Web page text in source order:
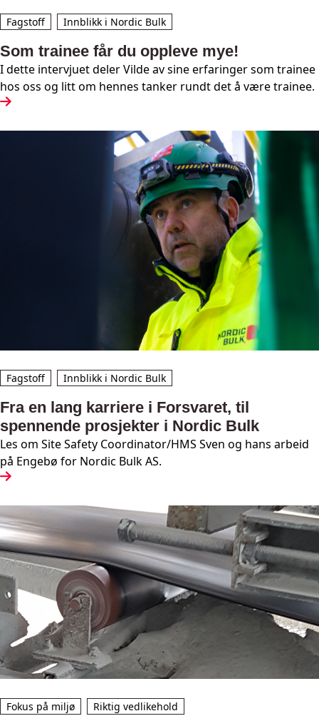
Fagstoff Innblikk i Nordic Bulk
Som trainee får du oppleve mye!
I dette intervjuet deler Vilde av sine erfaringer som trainee
hos oss og litt om hennes tanker rundt det å være trainee.
Fagstoff Innblikk i Nordic Bulk
Fra en lang karriere i Forsvaret, til
spennende prosjekter i Nordic Bulk
Les om Site Safety Coordinator/HMS Sven og hans arbeid
på Engebø for Nordic Bulk AS.
Fokus på miljø Riktig vedlikehold